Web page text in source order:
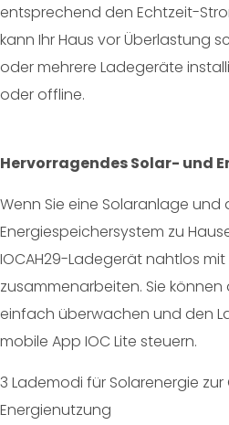
entsprechend den Echtzeit-
kann Ihr Haus vor Überlastung
oder mehrere Ladegeräte
oder offline.
Hervorragendes Solar- und
Wenn Sie eine Solaranlage und
Energiespeichersystem zu
IOCAH29-Ladegerät nahtlos
zusammenarbeiten. Sie
einfach überwachen und den
mobile App IOC Lite steuern.
3 Lademodi für Solarenergie
Energienutzung